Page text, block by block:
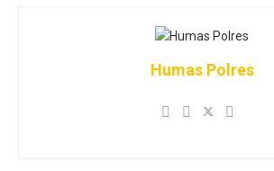
Humas Polres